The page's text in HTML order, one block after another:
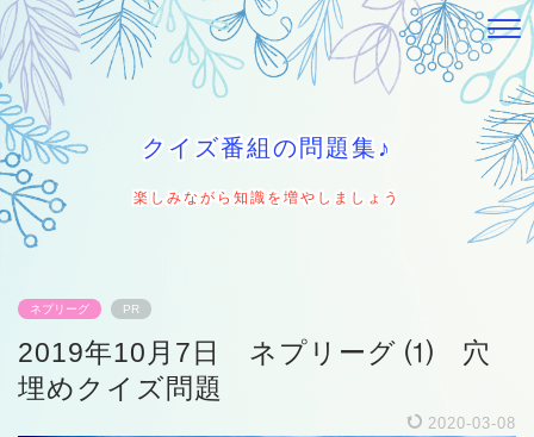
クイズ番組の問題集♪
楽しみながら知識を増やしましょう
ネプリーグ PR
2019年10月7日 ネプリーグ ⑴ 穴
埋めクイズ問題
2020-03-08